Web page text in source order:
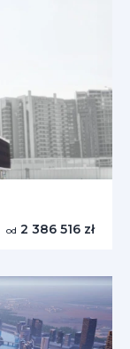
od 2 386 516 zł